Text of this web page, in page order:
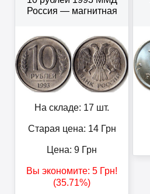
Россия — магнитная
На складе: 17 шт.
Старая цена: 14Грн
Цена: 9 Грн
Вы экономите: 5 Грн!
(35.71%)